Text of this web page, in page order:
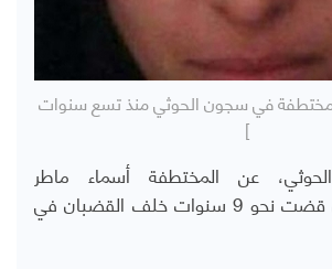
في سجون الحوثي منذ تسع سنوات
]
عن المختطفة أسماء ماطر
العميسي، بعد أن قضت نحو 9 سنوات خلف القضبان في